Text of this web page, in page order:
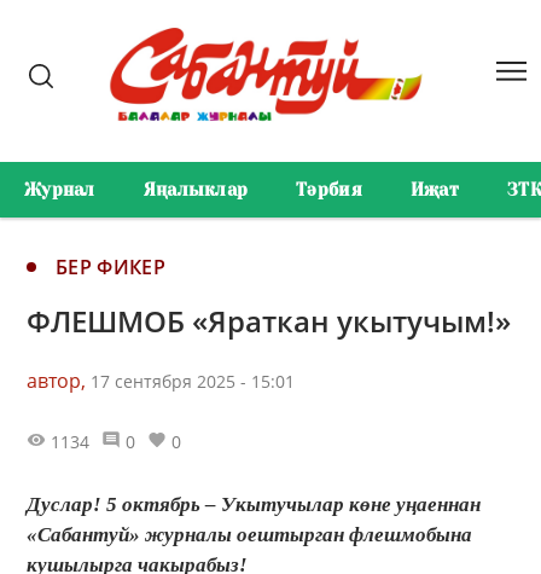
Журнал Яңалыклар Тәрбия Иҗат ЗТК
БЕР ФИКЕР
ФЛЕШМОБ «Яраткан укытучым!»
автор, 17 сентября 2025 - 15:01
1134 0 0
Дуслар! 5 октябрь – Укытучылар көне уңаеннан
«Сабантуй» журналы оештырган флешмобына
кушылырга чакырабыз!